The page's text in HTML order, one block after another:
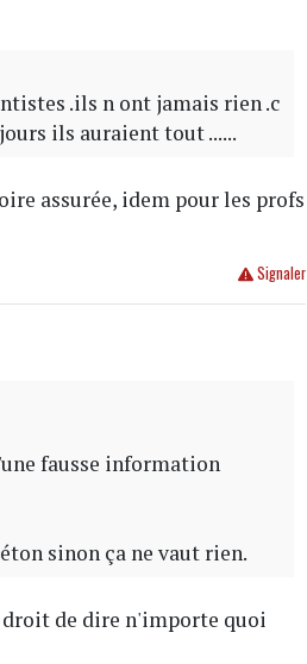
.ils n ont jamais rien .c
ils auraient tout ......
assurée, idem pour les profs
Signaler
fausse information
sinon ça ne vaut rien.
droit de dire n'importe quoi